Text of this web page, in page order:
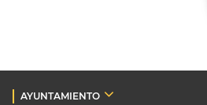
AYUNTAMIENTO